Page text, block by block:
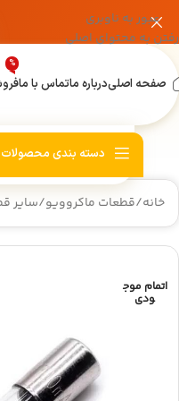
عبور به ناوبری
رفتن به محتوای اصلی
صفحه اصلیدرباره ماتماس با ما
%
دسته بندی محصولات
خانه/قطعات ماکروویو/سایر
اتمام موج
ودی
940,000
نمایش